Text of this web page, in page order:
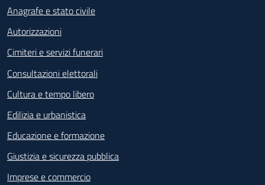
Anagrafe e stato civile
Autorizzazioni
Cimiteri e servizi funerari
Consultazioni elettorali
Cultura e tempo libero
Edilizia e urbanistica
Educazione e formazione
Giustizia e sicurezza pubblica
Imprese e commercio